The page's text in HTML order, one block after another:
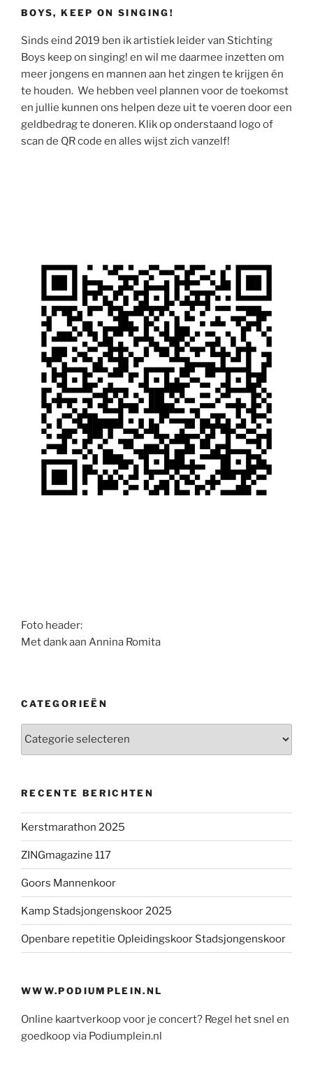
BOYS, KEEP ON SINGING!
Sinds eind 2019 ben ik artistiek leider van Stichting
Boys keep on singing! en wil me daarmee inzetten om
meer jongens en mannen aan het zingen te krijgen én
te houden. We hebben veel plannen voor de toekomst
en jullie kunnen ons helpen deze uit te voeren door een
geldbedrag te doneren. Klik op onderstaand logo of
scan de QR code en alles wijst zich vanzelf!
Foto header:
Met dank aan Annina Romita
CATEGORIEËN
RECENTE BERICHTEN
Kerstmarathon 2025
ZINGmagazine 117
Goors Mannenkoor
Kamp Stadsjongenskoor 2025
Openbare repetitie Opleidingskoor Stadsjongenskoor
WWW.PODIUMPLEIN.NL
Online kaartverkoop voor je concert? Regel het snel en
goedkoop via Podiumplein.nl